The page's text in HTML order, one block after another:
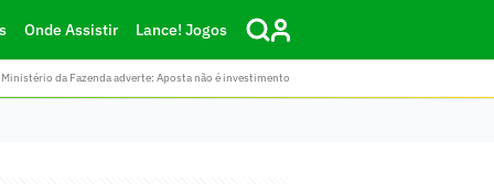
Onde Assistir Lance! Jogos
da Fazenda adverte: Aposta não é investimento